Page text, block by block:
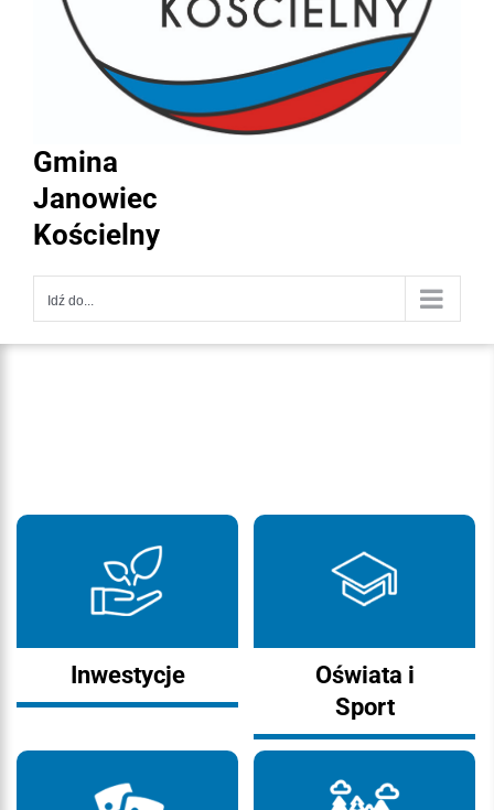
Gmina
Janowiec
Kościelny
Idź do...
Inwestycje
Oświata i
Sport